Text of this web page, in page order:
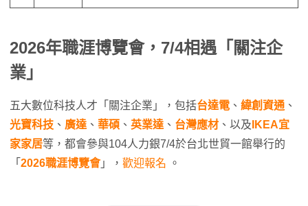
2026年職涯博覽會，7/4相遇「關注企
業」
五大數位科技人才「關注企業」，包括台達電 、 緯創資通 、
光寶科技 、 廣達 、 華碩 、 英業達 、 台灣應材 、以及 IKEA宜
家家居等，都會參與104人力銀7/4於台北世貿一館舉行的
「 2026職涯博覽會」， 歡迎報名 。